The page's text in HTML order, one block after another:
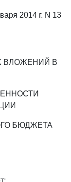
2014 г. N 13
ВЛОЖЕНИЙ В
БЮДЖЕТА